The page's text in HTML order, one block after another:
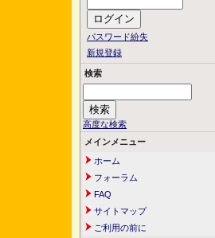
パスワード紛失
新規登録
検索
高度な検索
メインメニュー
ホーム
フォーラム
FAQ
サイトマップ
ご利用の前に